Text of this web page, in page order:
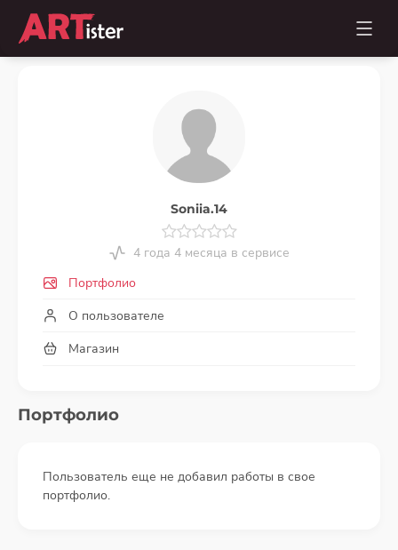
Soniia.14
4 года 4 месяца в сервисе
Портфолио
О пользователе
Магазин
Портфолио
Пользователь еще не добавил работы в свое
портфолио.